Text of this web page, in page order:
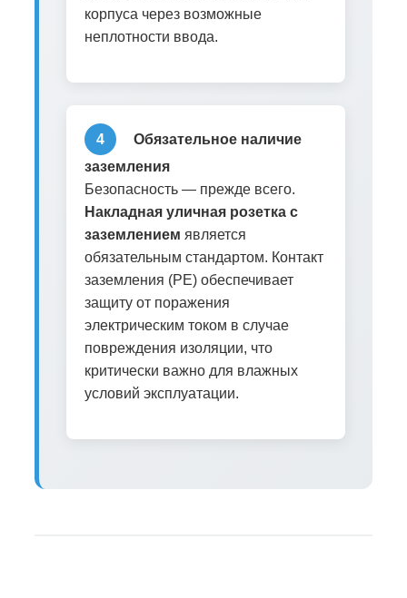
корпуса через возможные
неплотности ввода.
4
Обязательное наличие
заземления
Безопасность — прежде всего.
Накладная уличная розетка с
заземлением является
обязательным стандартом. Контакт
заземления (PE) обеспечивает
защиту от поражения
электрическим током в случае
повреждения изоляции, что
критически важно для влажных
условий эксплуатации.